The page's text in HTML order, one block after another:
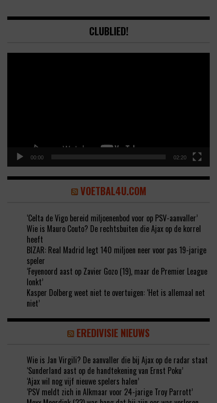
CLUBLIED!
00:00 02:20
VOETBAL4U.COM
‘Celta de Vigo bereid miljoenenbod voor op PSV-aanvaller’
Wie is Mauro Couto? De rechtsbuiten die Ajax op de korrel
heeft
BIZAR: Real Madrid legt 140 miljoen neer voor pas 19-jarige
speler
‘Feyenoord aast op Zavier Gozo (19), maar de Premier League
lonkt’
Kasper Dolberg weet niet te overtuigen: ‘Het is allemaal net
niet’
EREDIVISIE NIEUWS
Wie is Jan Virgili? De aanvaller die bij Ajax op de radar staat
‘Sunderland aast op de handtekening van Ernst Poku’
‘Ajax wil nog vijf nieuwe spelers halen’
‘PSV meldt zich in Alkmaar voor 24-jarige Troy Parrott’